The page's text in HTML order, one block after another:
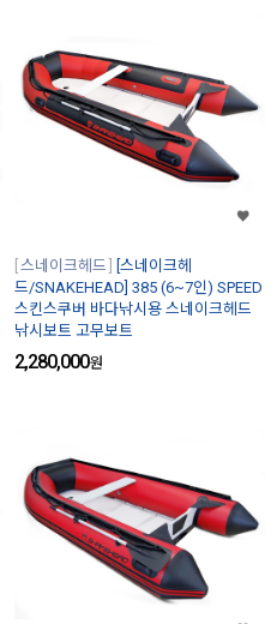
스네이크헤드
[스네이크헤
드/SNAKEHEAD] 385 (6~7인) SPEED
스킨스쿠버 바다낚시용 스네이크헤드
낚시보트 고무보트
2,280,000원